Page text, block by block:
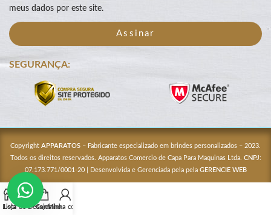
meus dados por este site.
Assinar
SEGURANÇA:
Copyright APPARATOS – Fabricante especializado em brindes personalizados – 2023.
Todos os direitos reservados. Apparatos Comercio de Capa Para Maquinas Ltda. CNPJ:
07.173.771/0001-20 | Desenvolvida e Gerenciada pela pela GERENCIE WEB
Loja
Lista de Desejos
CarrinhoMinha conta